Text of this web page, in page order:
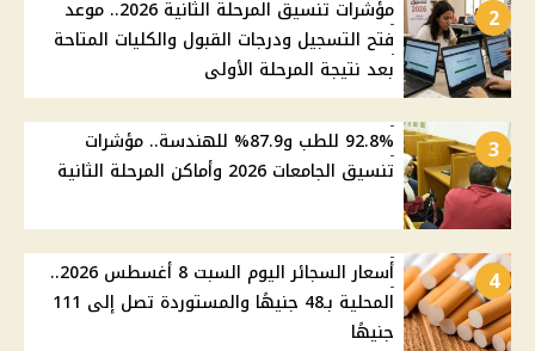
2
مؤشرات تنسيق المرحلة الثانية 2026.. موعد
فتح التسجيل ودرجات القبول والكليات المتاحة
بعد نتيجة المرحلة الأولى
3
92.8% للطب و87.9% للهندسة.. مؤشرات
تنسيق الجامعات 2026 وأماكن المرحلة الثانية
4
أسعار السجائر اليوم السبت 8 أغسطس 2026..
المحلية بـ48 جنيهًا والمستوردة تصل إلى 111
جنيهًا